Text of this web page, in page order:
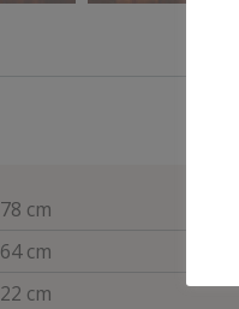
78 cm
64 cm
22 cm